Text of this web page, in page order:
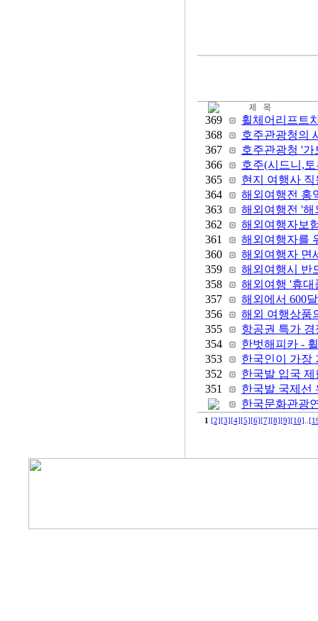
369
휠체어리프트
368
호주관광청의
367
호주관광청 '
366
호주(시드니,
365
현지 여행사
364
해외여행전 홍
363
해외여행전 '해
362
해외여행자보
361
해외여행자를
360
해외여행자 면
359
해외여행시 반
358
해외여행 '휴대
357
해외에서 600
356
해외 여행상품
355
항공권 특가
354
한벗해피카 -
353
한국인이 가장
352
한국발 입국
351
한국발 국제선
한국문화관광
1 [2] [3] [4] [5] [6] [7] [8] [9] [10]